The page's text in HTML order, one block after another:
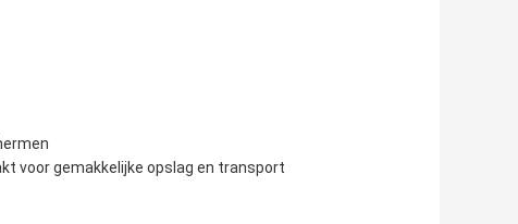
voor gemakkelijke opslag en transport